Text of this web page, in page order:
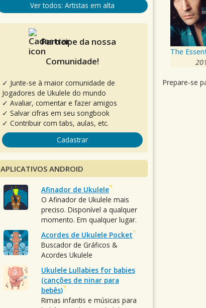
Prepare-se
Ver todos: Artistas em alta
Participe da nossa
Comunidade!
✓ Junte-se à maior comunidade de
Jogadores de Ukulele do mundo
✓ Avaliar, comentar e fazer amigos
✓ Salvar cifras em seu songbook
✓ Contribuir com tabs, aulas, etc.
Cadastrar
APLICATIVOS ANDROID
Afinador de Ukulele
O Afinador de Ukulele mais
preciso. Disponível a qualquer
momento. Em qualquer lugar.
Acordes de Ukulele Pocket
Buscador de Gráficos &
Acordes Ukulele
Ukulele Lullabies for babies
(canções de ninar para
bebês)
Rimas infantis e músicas para